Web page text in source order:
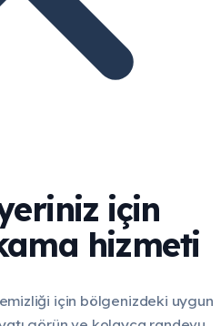
için
hizmeti
için bölgenizdeki uygun